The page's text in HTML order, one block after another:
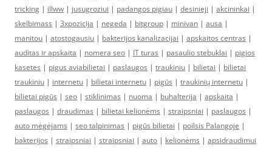
tricking | illww | jusugroziui | padangos pigiau | desinieji | akcininkai |
skelbimass | 3xpozicija | negeda | bitgroup | minivan | ausa |
manitou | atostogausiu | bakterijos kanalizacijai | apskaitos centras |
auditas ir apskaita | nomera seo | IT turas | pasaulio stebuklai | pigios
kasetes | pigus aviabilietai | paslaugos | traukiniu | bilietai | bilietai
traukiniu | internetu | bilietai internetu | pigūs | traukinių internetu |
bilietai pigūs | seo | stiklinimas | nuoma | buhalterija | apskaita |
paslaugos | draudimas | bilietai kelionėms | straipsniai | paslaugos |
auto mėgėjams | seo talpinimas | pigūs bilietai | poilsis Palangoje |
bakterijos | straipsniai | straipsniai | auto | kelionėms | apsidraudimui